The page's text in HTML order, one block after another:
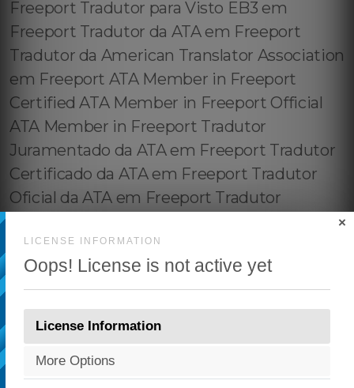
LICENSE INFORMATION
Oops! License is not active yet
×
License Information
More Options